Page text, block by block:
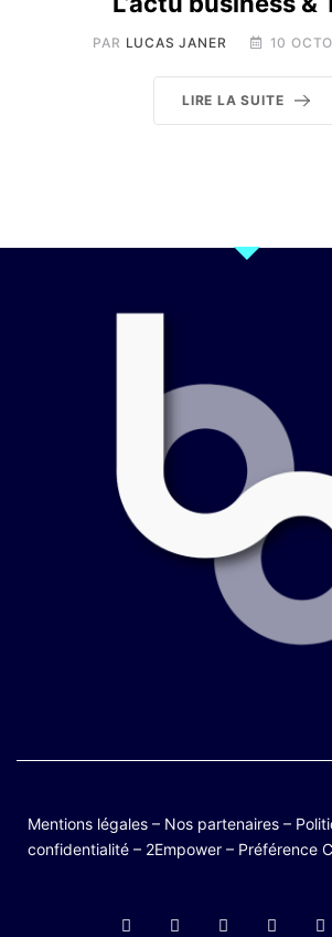
PAR LUCAS JANER 10
LIRE LA SUITE
Mentions légales – Nos partenaires –
confidentialité – 2Empower – Préférence